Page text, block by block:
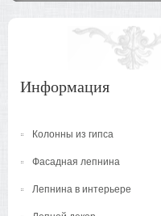
Информация
Колонны из гипса
Фасадная лепнина
Лепнина в интерьере